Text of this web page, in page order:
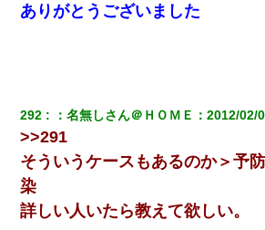
ありがとうございました
292 ：名無しさん＠ＨＯＭＥ ：2012/02/
>>291
そういうケースもあるのか＞予
染
詳しい人いたら教えて欲しい。